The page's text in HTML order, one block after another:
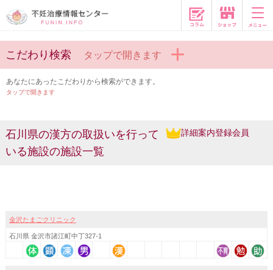
コラム
こだわり検索 タップで開きます
あなたにあったこだわりから検索ができます。
タップで開きます
石川県の漢方の取扱いを行って
いる施設の施設一覧
詳細案内登録会員
金沢たまごクリニック
石川県 金沢市諸江町中丁327-1